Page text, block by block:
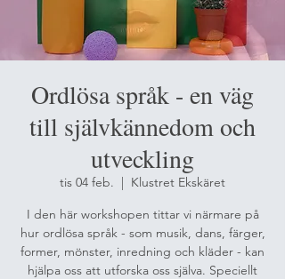
Ordlösa språk - en väg
till självkännedom och
utveckling
tis 04 feb.
  |
Klustret Ekskäret
I den här workshopen tittar vi närmare på
hur ordlösa språk - som musik, dans, färger,
former, mönster, inredning och kläder - kan
hjälpa oss att utforska oss själva. Speciellt